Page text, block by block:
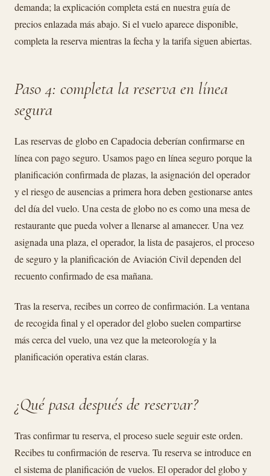
demanda; la explicación completa está en nuestra guía de
precios enlazada más abajo. Si el vuelo aparece disponible,
completa la reserva mientras la fecha y la tarifa siguen abiertas.
Paso 4: completa la reserva en línea
segura
Las reservas de globo en Capadocia deberían confirmarse en
línea con pago seguro. Usamos pago en línea seguro porque la
planificación confirmada de plazas, la asignación del operador
y el riesgo de ausencias a primera hora deben gestionarse antes
del día del vuelo. Una cesta de globo no es como una mesa de
restaurante que pueda volver a llenarse al amanecer. Una vez
asignada una plaza, el operador, la lista de pasajeros, el proceso
de seguro y la planificación de Aviación Civil dependen del
recuento confirmado de esa mañana.
Tras la reserva, recibes un correo de confirmación. La ventana
de recogida final y el operador del globo suelen compartirse
más cerca del vuelo, una vez que la meteorología y la
planificación operativa están claras.
¿Qué pasa después de reservar?
Tras confirmar tu reserva, el proceso suele seguir este orden.
Recibes tu confirmación de reserva. Tu reserva se introduce en
el sistema de planificación de vuelos. El operador del globo y